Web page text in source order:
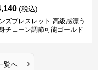
(税込)
ズブレスレット 高級感漂う
チェーン調節可能ゴールド
覧へ ›